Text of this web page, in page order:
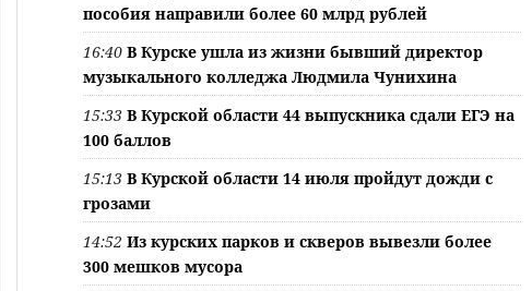
пособия направили более 60 млрд рублей
16:40 В Курске ушла из жизни бывший директор
музыкального колледжа Людмила Чунихина
15:33 В Курской области 44 выпускника сдали ЕГЭ на
100 баллов
15:13 В Курской области 14 июля пройдут дожди с
грозами
14:52 Из курских парков и скверов вывезли более
300 мешков мусора